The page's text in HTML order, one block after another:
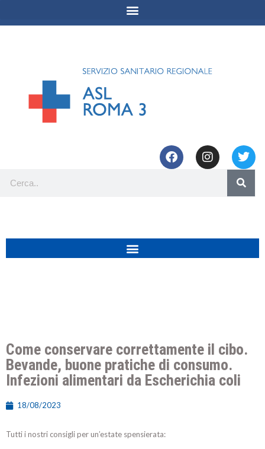
Come conservare correttamente il cibo.
Bevande, buone pratiche di consumo.
Infezioni alimentari da Escherichia coli
18/08/2023
Tutti i nostri consigli per un’estate spensierata: